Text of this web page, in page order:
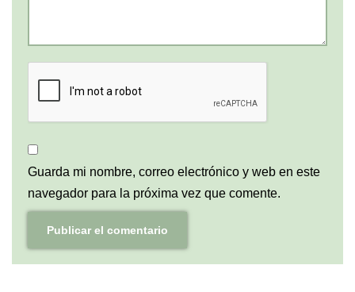
Guarda mi nombre, correo electrónico y web en este
navegador para la próxima vez que comente.